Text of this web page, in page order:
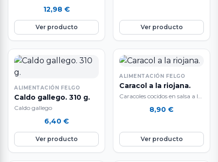
12,98 €
Ver producto
desde
hasta
15,95 €
Ver producto
ALIMENTACIÓN FELGO
Caldo gallego. 310 g.
Caldo gallego
6,40 €
Ver producto
ALIMENTACIÓN FELGO
Caracol a la riojana.
Caracoles cocidos en salsa a la
salsa de tomate un poco…
8,90 €
Ver producto